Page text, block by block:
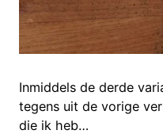
Inmiddels de derde
tegens uit de vorige
die ik heb…